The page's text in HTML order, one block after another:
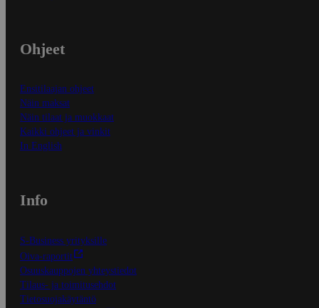
Ohjeet
Ensitilaajan ohjeet
Näin maksat
Näin tilaat ja muokkaat
Kaikki ohjeet ja vinkit
In English
Info
S-Business yrityksille
Oiva-raportit
Osuuskauppojen yhteystiedot
Tilaus- ja toimitusehdot
Tietosuojakäytäntö